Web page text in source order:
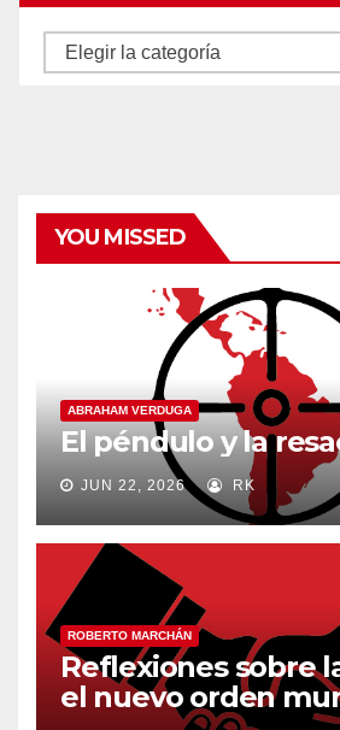
Autores
YOU MISSED
ABRAHAM VERDUGA
El péndulo y la
JUN 22, 2026 RK
ROBERTO MARCHÁN
Reflexiones sobre
el nuevo orden